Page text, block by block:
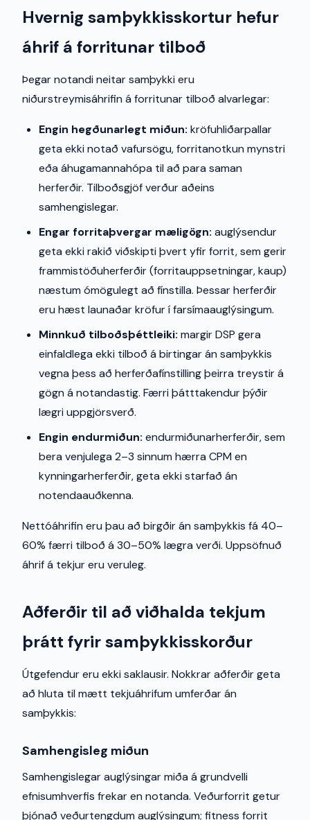
Hvernig samþykkisskortur hefur
áhrif á forritunar tilboð
Þegar notandi neitar samþykki eru
niðurstreymisáhrifin á forritunar tilboð alvarlegar:
Engin hegðunarlegt miðun: kröfuhliðarpallar
geta ekki notað vafursögu, forritanotkun mynstri
eða áhugamannahópa til að para saman
herferðir. Tilboðsgjöf verður aðeins
samhengislegar.
Engar forritaþvergar mæligögn: auglýsendur
geta ekki rakið viðskipti þvert yfir forrit, sem gerir
frammistöðuherferðir (forritauppsetningar, kaup)
næstum ómögulegt að fínstilla. Þessar herferðir
eru hæst launaðar kröfur í farsímaauglýsingum.
Minnkuð tilboðsþéttleiki: margir DSP gera
einfaldlega ekki tilboð á birtingar án samþykkis
vegna þess að herferðafínstilling þeirra treystir á
gögn á notandastig. Færri þátttakendur þýðir
lægri uppgjörsverð.
Engin endurmiðun: endurmiðunarherferðir, sem
bera venjulega 2–3 sinnum hærra CPM en
kynningarherferðir, geta ekki starfað án
notendaauðkenna.
Nettóáhrifin eru þau að birgðir án samþykkis fá 40–
60% færri tilboð á 30–50% lægra verði. Uppsöfnuð
áhrif á tekjur eru veruleg.
Aðferðir til að viðhalda tekjum
þrátt fyrir samþykkisskorður
Útgefendur eru ekki saklausir. Nokkrar aðferðir geta
að hluta til mætt tekjuáhrifum umferðar án
samþykkis:
Samhengisleg miðun
Samhengislegar auglýsingar miða á grundvelli
efnisumhverfis frekar en notanda. Veðurforrit getur
þjónað veðurtengdum auglýsingum; fitness forrit